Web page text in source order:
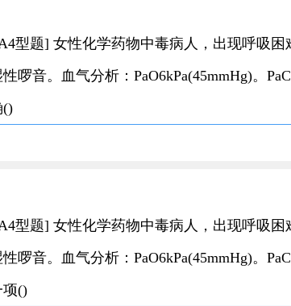
型题] 女性化学药物中毒病人，出现呼吸
啰音。血气分析：PaO6kPa(45mmHg)。
()
型题] 女性化学药物中毒病人，出现呼吸
啰音。血气分析：PaO6kPa(45mmHg)。
项()